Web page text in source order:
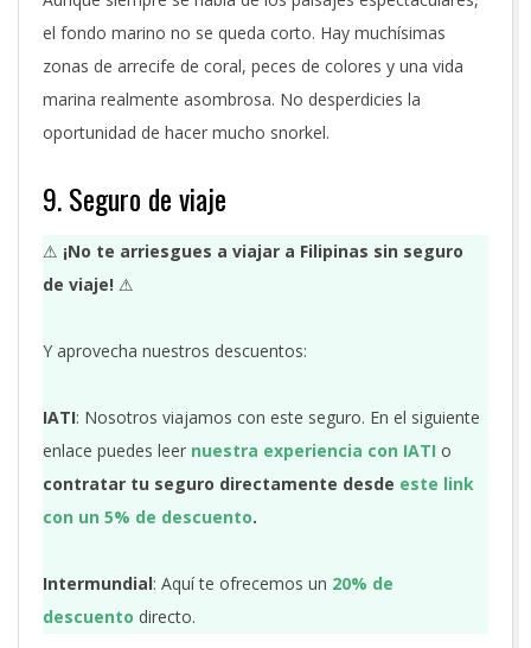
el fondo marino no se queda corto. Hay muchísimas
zonas de arrecife de coral, peces de colores y una vida
marina realmente asombrosa. No desperdicies la
oportunidad de hacer mucho snorkel.
9. Seguro de viaje
⚠ ¡No te arriesgues a viajar a Filipinas sin seguro
de viaje! ⚠
Y aprovecha nuestros descuentos:
IATI: Nosotros viajamos con este seguro. En el siguiente
enlace puedes leer nuestra experiencia con IATI o
contratar tu seguro directamente desde este link
con un 5% de descuento.
Intermundial: Aquí te ofrecemos un 20% de
descuento directo.